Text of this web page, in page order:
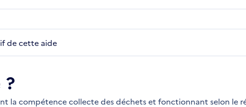
de cette aide
la compétence collecte des déchets et fonctionnant selon le